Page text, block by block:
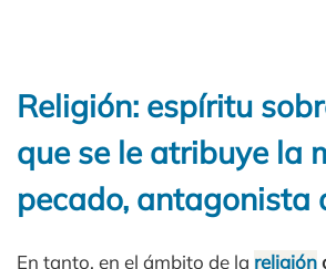
Religión: espíritu
que se le atribuye la
pecado, antagonista
En tanto, en el ámbito de la religión